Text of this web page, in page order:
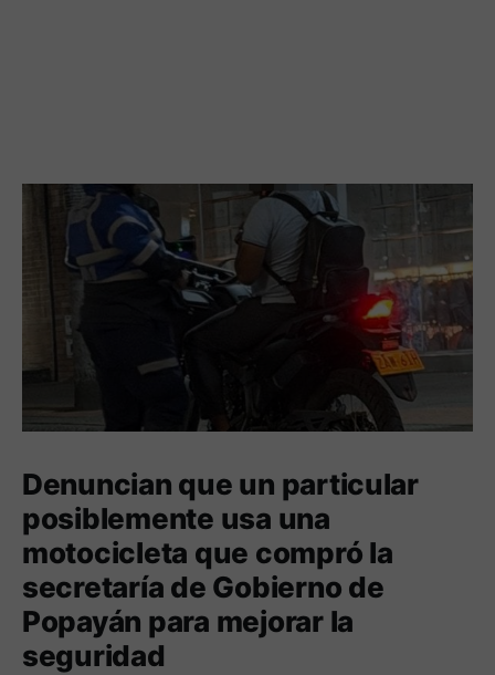
Denuncian que un particular
posiblemente usa una
motocicleta que compró la
secretaría de Gobierno de
Popayán para mejorar la
seguridad